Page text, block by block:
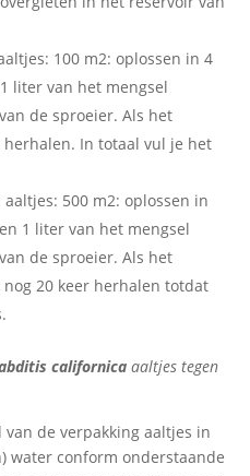
100 m2: oplossen in 4
liter van het mengsel
de sproeier. Als het
In totaal vul je het
500 m2: oplossen in
1 liter van het mengsel
de sproeier. Als het
20 keer herhalen totdat
californica aaltjes tegen
de verpakking aaltjes in
water conform onderstaande